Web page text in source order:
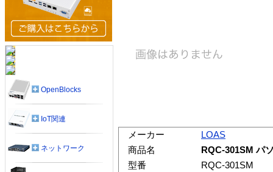
メーカー
LOAS
商品名
RQC-301SM パ
型番
RQC-301SM
OpenBlocks
IoT関連
ネットワーク